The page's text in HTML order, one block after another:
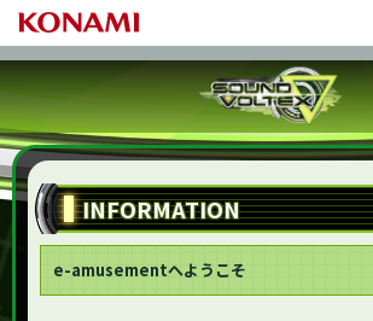
INFORMATION
e-amusementへようこそ